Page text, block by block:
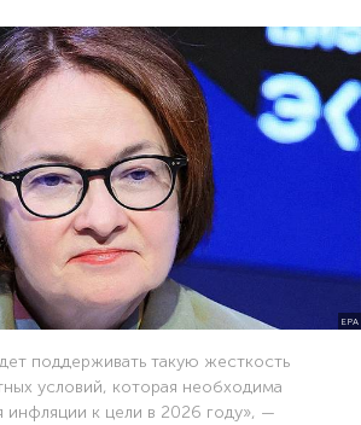
EPА
поддерживать такую жесткость
условий, которая необходима
инфляции к цели в 2026 году», —